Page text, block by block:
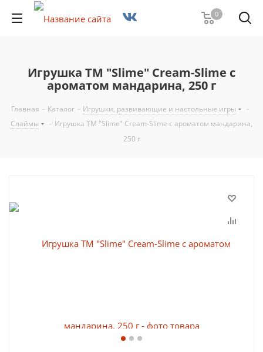
0
Игрушка ТМ "Slime" Cream-Slime с
ароматом мандарина, 250 г
Главная - Каталог - Игрушки, развивающие и настольные игры
-
Слаймы
- Игрушка ТМ "Slime" Cream-Slime с ароматом мандарина,
250 г